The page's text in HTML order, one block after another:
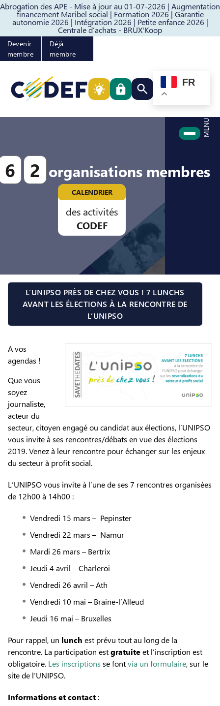
Abrogation des APE - Mise à jour au 01-07-2026 | Augmentation
financement Maribel social | Formation 2026 | Garantie
autonomie 2026 | Intégration 2026 | Petite enfance 2026 |
Centrale d’achats - BRUX'Koop
Passer au contenuPasser au pied de page
Devenir
membre
Déjà
membre
Rechercher quelque
FR
MENU
6 2 organisations membres
CALENDRIER
des activités
CODEF
L’UNIPSO PRÈS DE CHEZ VOUS ! 7 LUNCHS
AVANT LES ÉLECTIONS À LA RENCONTRE DE
L’UNIPSO
A vos
agendas !
Que vous
soyez
journaliste,
acteur du
secteur, citoyen engagé ou candidat aux élections, l’UNIPSO
vous invite à ses rencontres/débats en vue des élections
2019. Venez à leur rencontre pour échanger sur les enjeux
du secteur à profit social.
L’UNIPSO vous invite à l’une de ses 7 rencontres organisées
de 12h00 à 14h00 :
Vendredi 15 mars – Pepinster
Vendredi 22 mars – Namur
Mardi 26 mars – Bertrix
Jeudi 4 avril – Charleroi
Vendredi 26 avril – Ath
Vendredi 10 mai – Braine-l’Alleud
Jeudi 16 mai – Bruxelles
Pour rappel, un lunch est prévu tout au long de la
rencontre. La participation estgratuiteet l’inscription est
obligatoire. Les inscriptions se fontvia un formulaire, sur le
site de l’UNIPSO.
Informations et contact :